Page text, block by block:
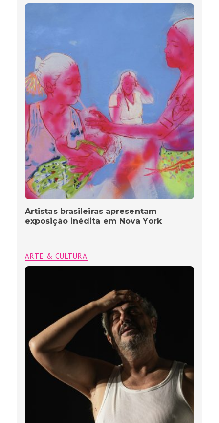
Artistas brasileiras apresentam
exposição inédita em Nova York
ARTE & CULTURA